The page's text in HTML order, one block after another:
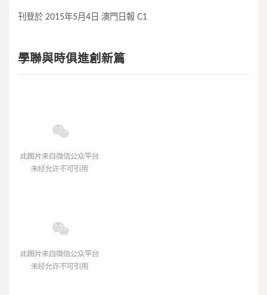
刊登於 2015年5月4日 澳門日報 C1
學聯與時俱進創新篇